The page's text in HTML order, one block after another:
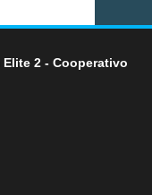
2 - Cooperativo